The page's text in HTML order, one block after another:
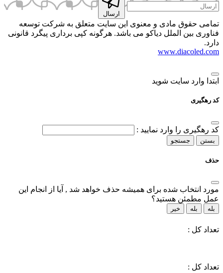
ارسال
مادی و معنوی این سایت متعلق به شرکت توسعه
الملل دیاکو می باشد. هرگونه کپی برداری پیگرد قانونی
سایت شوید
وارد نمایید :
شده برای همیشه حذف خواهد شد , آیا از انجام این
هستید؟
خیر